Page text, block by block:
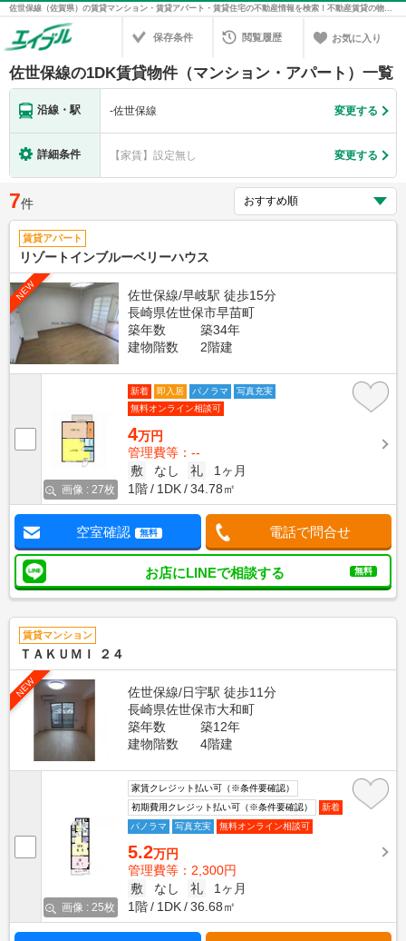
佐世保線（佐賀県）の賃貸マンション・賃貸アパート・賃貸住宅の不動産情報を検索！不動産賃貸の物件探しは、お部屋探しのエイブル
保存条件 閲覧履歴 お気に入り
佐世保線の1DK賃貸物件（マンション・アパート）一覧
沿線・駅 -佐世保線 変更する
詳細条件 【家賃】設定無し 変更する
7件
賃貸アパート
リゾートインブルーベリーハウス
NEW
佐世保線/早岐駅 徒歩15分
長崎県佐世保市早苗町
築年数
築34年
建物階数
2階建
画像 : 27枚
新着 即入居 パノラマ
写真充実
無料オンライン相談可
4万円
管理費等：--
敷
なし 礼
1ヶ月
1階
1DK 34.78㎡
空室確認 無料 電話で問合せ
お店にLINEで相談する 無料
賃貸マンション
ＴＡＫＵＭＩ ２４
NEW
佐世保線/日宇駅 徒歩11分
長崎県佐世保市大和町
築年数
築12年
建物階数
4階建
画像 : 25枚
家賃クレジット払い可（※条件要確認）
初期費用クレジット払い可（※条件要確認）
新着
パノラマ
写真充実 無料オンライン相談可
5.2万円
管理費等：2,300円
敷
なし 礼
1ヶ月
1階
1DK 36.68㎡